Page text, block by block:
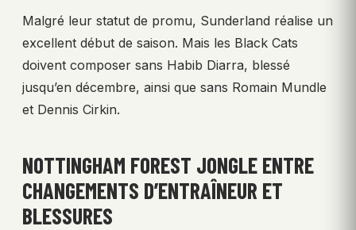
Malgré leur statut de promu, Sunderland réalise un
excellent début de saison. Mais les Black Cats
doivent composer sans Habib Diarra, blessé
jusqu’en décembre, ainsi que sans Romain Mundle
et Dennis Cirkin.
NOTTINGHAM FOREST JONGLE ENTRE
CHANGEMENTS D’ENTRAÎNEUR ET
BLESSURES